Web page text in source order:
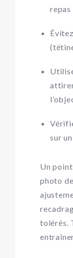
repas
sur
Un
photo
tolérés.